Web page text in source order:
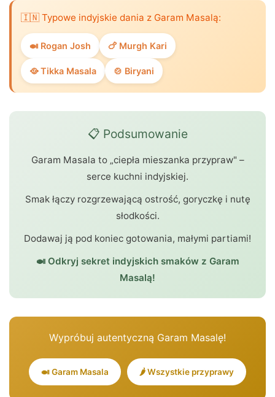
🇮🇳 Typowe indyjskie dania z Garam Masalą:
🍛 Rogan Josh 🍗 Murgh Kari
🥘 Tikka Masala 🍲 Biryani
📋 Podsumowanie
Garam Masala to „ciepła mieszanka przypraw" –
serce kuchni indyjskiej.
Smak łączy rozgrzewającą ostrość, goryczkę i nutę
słodkości.
Dodawaj ją pod koniec gotowania, małymi partiami!
🍛 Odkryj sekret indyjskich smaków z Garam
Masalą!
Wypróbuj autentyczną Garam Masalę!
🍛 Garam Masala 🌶️ Wszystkie przyprawy